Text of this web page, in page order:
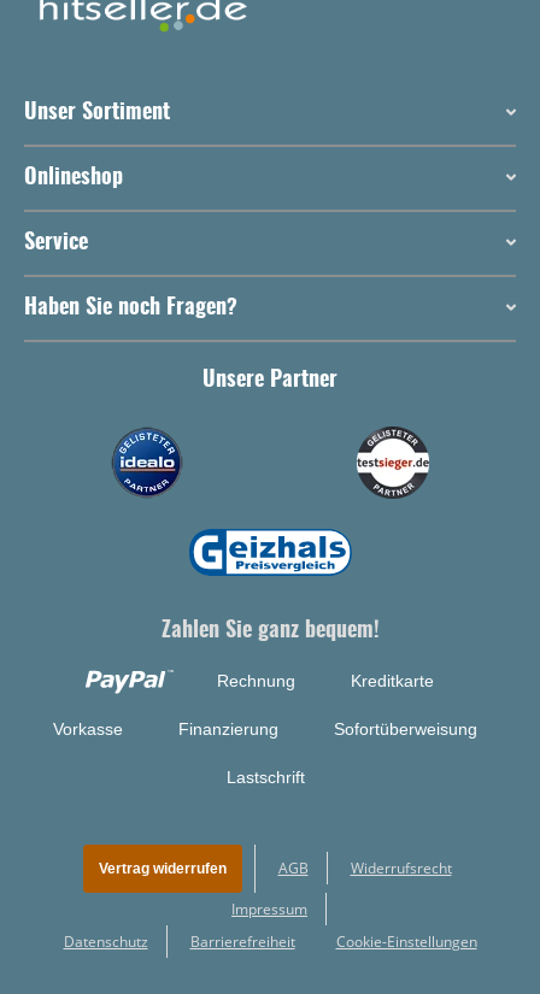
Unser Sortiment
Onlineshop
Service
Haben Sie noch Fragen?
Unsere Partner
Zahlen Sie ganz bequem!
Rechnung Kreditkarte
Vorkasse Finanzierung Sofortüberweisung
Lastschrift
Vertrag widerrufen AGB Widerrufsrecht
Impressum
Datenschutz
Barrierefreiheit Cookie-Einstellungen